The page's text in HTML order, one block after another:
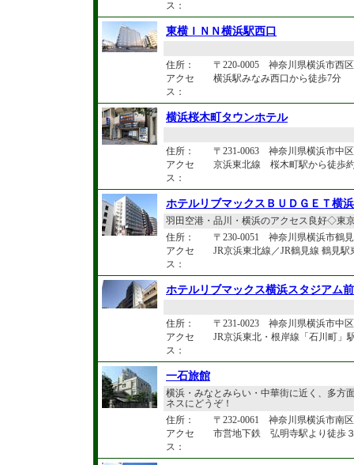
ス：
東横ＩＮＮ横浜駅西口
住所：
〒220-0005 神奈川県横浜市西
アクセ
ス：
横浜駅みなみ西口から徒歩7分
横浜桜木町タウンホテル
住所：
〒231-0063 神奈川県横浜市中
アクセ
ス：
京浜東北線 桜木町駅から徒歩
ホテルリブマックスＢＵＤＧＥＴ横
羽田空港・品川・横浜のアクセス良好◇東
住所：
〒230-0051 神奈川県横浜市鶴
アクセ
ス：
JR京浜東北線／JR鶴見線 鶴見
ホテルリブマックス横浜スタジアム前
住所：
〒231-0023 神奈川県横浜市中
アクセ
ス：
JR京浜東北・根岸線「石川町」
一石旅館
横浜・みなとみらい・中華街に近く、多方
ネスにどうぞ！
住所：
〒232-0061 神奈川県横浜市南
アクセ
ス：
市営地下鉄 弘明寺駅より